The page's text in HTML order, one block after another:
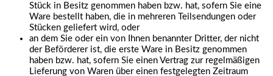
Stück in Besitz genommen haben bzw. hat, sofern Sie eine
Ware bestellt haben, die in mehreren Teilsendungen oder
Stücken geliefert wird, oder
an dem Sie oder ein von Ihnen benannter Dritter, der nicht
der Beförderer ist, die erste Ware in Besitz genommen
haben bzw. hat, sofern Sie einen Vertrag zur regelmäßigen
Lieferung von Waren über einen festgelegten Zeitraum